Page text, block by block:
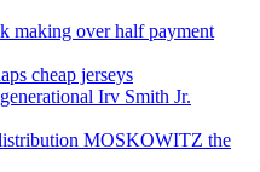
making over half payment
cheap jerseys
Irv Smith Jr.
MOSKOWITZ the